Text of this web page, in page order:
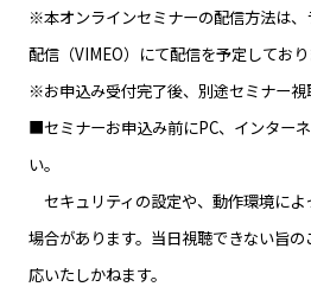
※本オンラインセミナーの配信方法は
配信（VIMEO）にて配信を予定しており
※お申込み受付完了後、別途セミナー
■セミナーお申込み前にPC、インター
い。
セキュリティの設定や、動作環境によ
場合があります。当日視聴できない旨
応いたしかねます。